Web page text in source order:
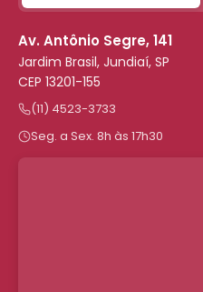
Av. Antônio Segre, 141
Jardim Brasil, Jundiaí, SP
CEP 13201-155
(11) 4523-3733
Seg. a Sex. 8h às 17h30